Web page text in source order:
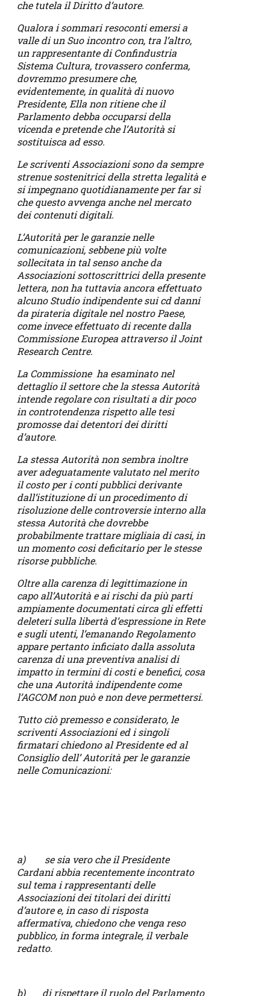
che tutela il Diritto d’autore.
Qualora i sommari resoconti emersi a
valle di un Suo incontro con, tra l’altro,
un rappresentante di Confindustria
Sistema Cultura, trovassero conferma,
dovremmo presumere che,
evidentemente, in qualità di nuovo
Presidente, Ella non ritiene che il
Parlamento debba occuparsi della
vicenda e pretende che l’Autorità si
sostituisca ad esso.
Le scriventi Associazioni sono da sempre
strenue sostenitrici della stretta legalità e
si impegnano quotidianamente per far sì
che questo avvenga anche nel mercato
dei contenuti digitali.
L’Autorità per le garanzie nelle
comunicazioni, sebbene più volte
sollecitata in tal senso anche da
Associazioni sottoscrittrici della presente
lettera, non ha tuttavia ancora effettuato
alcuno Studio indipendente sui cd danni
da pirateria digitale nel nostro Paese,
come invece effettuato di recente dalla
Commissione Europea attraverso il Joint
Research Centre.
La Commissione ha esaminato nel
dettaglio il settore che la stessa Autorità
intende regolare con risultati a dir poco
in controtendenza rispetto alle tesi
promosse dai detentori dei diritti
d’autore.
La stessa Autorità non sembra inoltre
aver adeguatamente valutato nel merito
il costo per i conti pubblici derivante
dall’istituzione di un procedimento di
risoluzione delle controversie interno alla
stessa Autorità che dovrebbe
probabilmente trattare migliaia di casi, in
un momento cosi deficitario per le stesse
risorse pubbliche.
Oltre alla carenza di legittimazione in
capo all’Autorità e ai rischi da più parti
ampiamente documentati circa gli effetti
deleteri sulla libertà d’espressione in Rete
e sugli utenti, l’emanando Regolamento
appare pertanto inficiato dalla assoluta
carenza di una preventiva analisi di
impatto in termini di costi e benefici, cosa
che una Autorità indipendente come
l’AGCOM non può e non deve permettersi.
Tutto ciò premesso e considerato, le
scriventi Associazioni ed i singoli
firmatari chiedono al Presidente ed al
Consiglio dell’ Autorità per le garanzie
nelle Comunicazioni:
a) se sia vero che il Presidente
Cardani abbia recentemente incontrato
sul tema i rappresentanti delle
Associazioni dei titolari dei diritti
d’autore e, in caso di risposta
affermativa, chiedono che venga reso
pubblico, in forma integrale, il verbale
redatto.
b) di rispettare il ruolo del Parlamento